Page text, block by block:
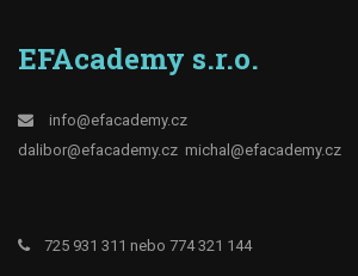
EFAcademy s.r.o.
info@efacademy.cz
dalibor@efacademy.cz michal@efacademy.cz
725 931 311 nebo 774 321 144